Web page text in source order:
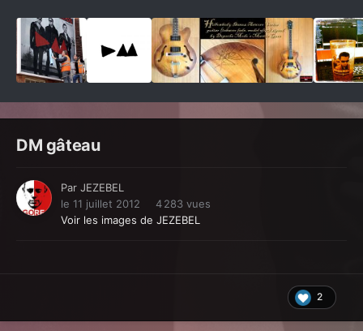
DM gâteau
Par JEZEBEL
le 11 juillet 2012
4 283 vues
Voir les images de JEZEBEL
2